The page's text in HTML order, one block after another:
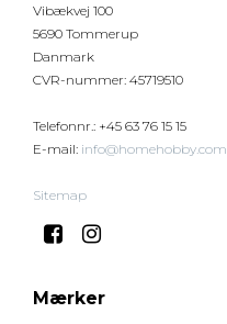
Vibækvej 100
5690 Tommerup
Danmark
CVR-nummer: 45719510
Telefonnr. : +45 63 76 15 15
E-mail: info@homehobby.com
Sitemap
Mærker